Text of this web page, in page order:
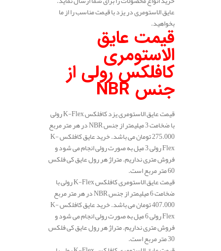
عایق الاستومری در یزد با قیمت مناسب را از ما
بخواهید.
قیمت عایق
الاستومری
کافلکس رولی از
جنس NBR
قیمت عایق الاستومری یزد کافلکس K-Flex رولی
با ضخامت 3 میلیمتر از جنس NBR در هر متر مربع
275.000 تومان می باشد. خرید عایق کافلکس K-
Flex رولی 3 میل به صورت رولی انجام می شود و
فروش متری نداریم. متراژ هر رول عایق کی فلکس
60 متر مربع است.
قیمت عایق الاستومری کافلکس K-Flex رولی با
ضخامت 6 میلیمتر از جنس NBR در هر متر مربع
407.000 تومان می باشد. خرید عایق کافلکس K-
Flex رولی 6 میل به صورت رولی انجام می شود و
فروش متری نداریم. متراژ هر رول عایق کی فلکس
30 متر مربع است.